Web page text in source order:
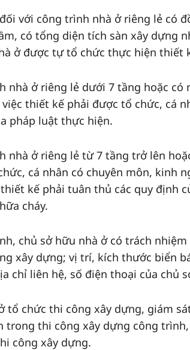
với công trình nhà ở riêng lẻ có
có tổng diện tích sàn xây dựng
ở được tự tổ chức thực hiện thiết
nhà ở riêng lẻ dưới 7 tầng hoặc
thiết kế phải được tổ chức, cá
pháp luật thực hiện.
nhà ở riêng lẻ từ 7 tầng trở lên
cá nhân có chuyên môn, kinh
kế phải tuân thủ các quy định
cháy.
chủ sở hữu nhà ở có trách
xây dựng; vị trí, kích thước biển
chỉ liên hệ, số điện thoại của chủ
tổ chức thi công xây dựng, giám
trong thi công xây dựng công
công xây dựng.